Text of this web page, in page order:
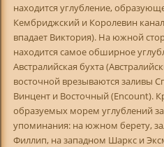
находится углубление,
Кембриджский и Королевин
впадает Виктория). На южной
находится самое обширное
Австралийская бухта
восточной врезываются заливы
Винцент и Восточный (Encount).
образуемых морем углублений
упоминания: на южном берету,
Филлип, на западном Шаркс и